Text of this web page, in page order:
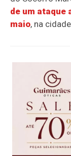
de um ataque
maio, na